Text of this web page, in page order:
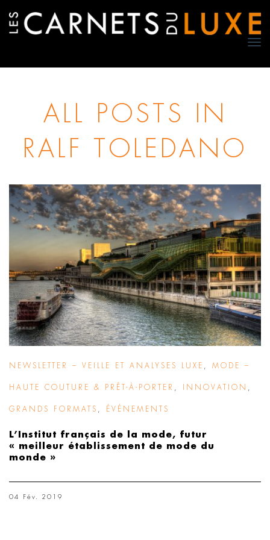
ALL POSTS IN
RALF TOLEDANO
NEWSLETTER – VEILLE ET ANALYSES LUXE MODE –
HAUTE COUTURE & PRÊT-À-PORTER INNOVATION
GRANDS FORMATS ÉVÉNEMENTS
L’Institut français de la mode, futur
« meilleur établissement de mode du
monde »
04 Fév. 2019